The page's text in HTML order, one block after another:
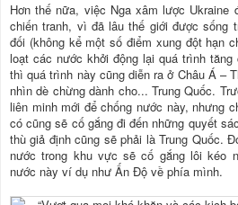
Hơn thế nữa, việc Nga xâm lược
chiến tranh, vì đã lâu thế giới được sống
đối (không kể một số điểm xung đột hạn
loạt các nước khởi động lại quá trình
thì quá trình này cũng diễn ra ở Châu Á –
nhìn dè chừng dành cho... Trung Quốc.
liên minh mới để chống nước này, nhưng
có cũng sẽ cố gắng đi đến những quyết
thù giả định cũng sẽ phải là Trung Quốc.
nước trong khu vực sẽ cố gắng lôi kéo
nước này ví dụ như Ấn Độ về phía mình.